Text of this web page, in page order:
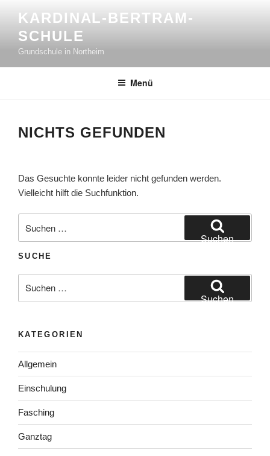
Inhalt
springen
KARDINAL-BERTRAM-
SCHULE
Grundschule in Northeim
Menü
NICHTS GEFUNDEN
Das Gesuchte konnte leider nicht gefunden werden.
Vielleicht hilft die Suchfunktion.
nach:
Suchen
SUCHE
nach:
Suchen
KATEGORIEN
Allgemein
Einschulung
Fasching
Ganztag